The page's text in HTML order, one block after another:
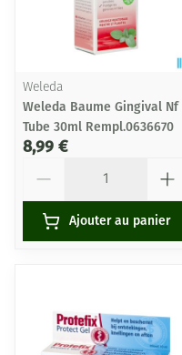
Weleda
Weleda Baume Gingival Nf
Tube 30ml Rempl.0636670
8,99 €
Ajouter au panier